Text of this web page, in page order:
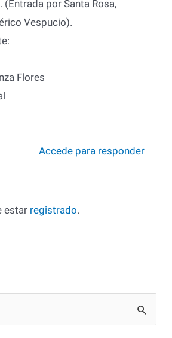
(Entrada por Santa Rosa,
Vespucio).
Flores
Accede para responder
estar registrado.